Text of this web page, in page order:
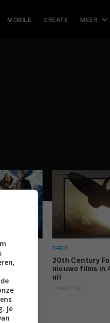
MOBILE CREATE MEER
sluit
Fox
BEELD
20th Century
nieuwe films in
uit
21 MEI 2015
Je